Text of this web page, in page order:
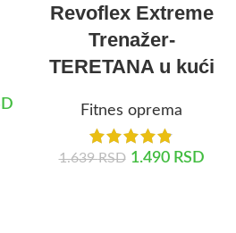
Revoflex Extreme
Trenažer-
TERETANA u kući
Fitnes oprema
1.639RSD 1.490 RSD